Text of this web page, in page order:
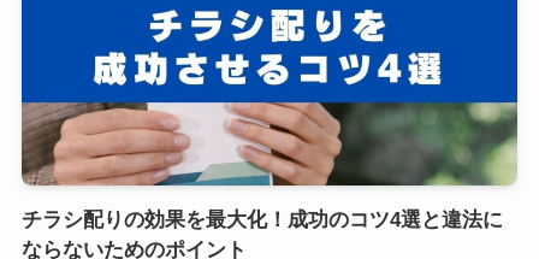
チラシ配りの効果を最大化！成功のコツ4選と違法に
ならないためのポイント